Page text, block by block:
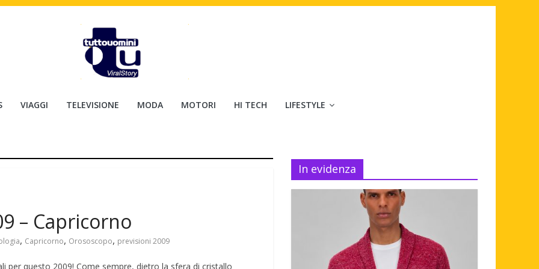
VIAGGI TELEVISIONE MODA MOTORI HI TECH LIFESTYLE
– Capricorno
, Capricorno, Orososcopo, previsioni 2009
per questo 2009! Come sempre, dietro la sfera di cristallo
In evidenza